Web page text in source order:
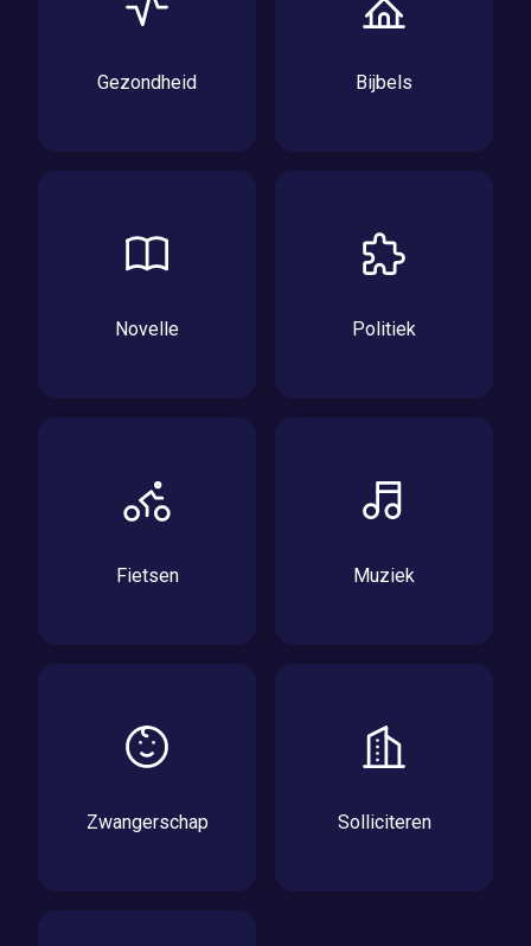
Gezondheid Bijbels
Novelle Politiek
Fietsen Muziek
Zwangerschap Solliciteren